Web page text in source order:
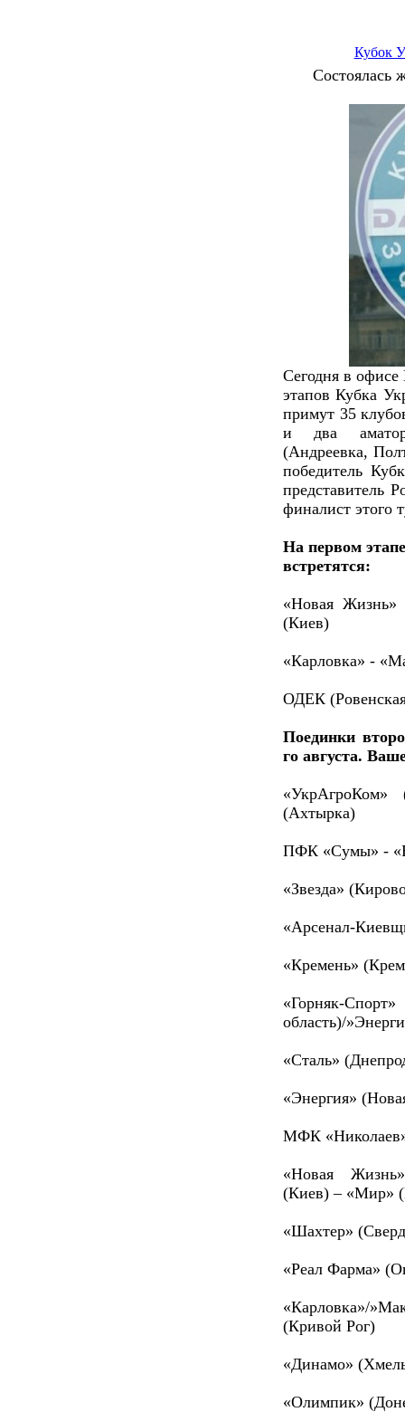
Кубок
Состоялась
Сегодня в офисе
этапов Кубка
примут 35
и два
(Андреевка,
победитель
представитель
финалист этого
На первом
встретятся:
«Новая Жизнь»
(Киев)
«Карловка» -
ОДЕК
Поединки
го августа.
«УкрАгроКом»
(Ахтырка)
ПФК «Сумы» -
«Звезда»
«Арсенал-
«Кремень»
«Горняк-
область)/
«Сталь»
«Энергия»
МФК
«Новая
(Киев) – «Мир»
«Шахтер»
«Реал Фарма»
«Карловка»/
(Кривой Рог)
«Динамо»
«Олимпик»